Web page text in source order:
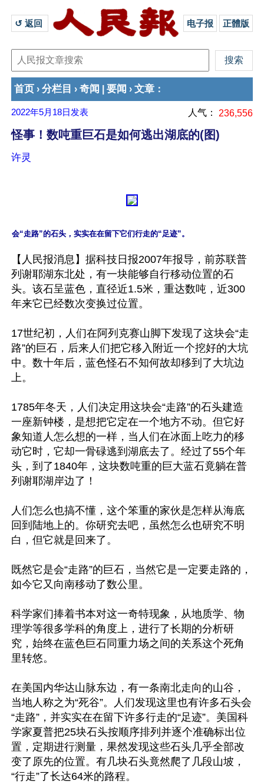
↺ 返回 电子报 正體版
首页 › 分栏目 › 奇闻 要闻 › 文章 ：
2022年5月18日 发表 人气： 236,556
怪事！数吨重巨石是如何逃出湖底的(图)
许灵
【人民报消息】据科技日报2007年报导，前苏联普
列谢耶湖东北处，有一块能够自行移动位置的石
头。该石呈蓝色，直径近1.5米，重达数吨，近300
年来它已经数次变换过位置。
17世纪初，人们在阿列克赛山脚下发现了这块会“走
路”的巨石，后来人们把它移入附近一个挖好的大坑
中。数十年后，蓝色怪石不知何故却移到了大坑边
上。
1785年冬天，人们决定用这块会“走路”的石头建造
一座新钟楼，是想把它定在一个地方不动。但它好
象知道人怎么想的一样，当人们在冰面上吃力的移
动它时，它却一骨碌逃到湖底去了。经过了55个年
头，到了1840年，这块数吨重的巨大蓝石竟躺在普
列谢耶湖岸边了！
人们怎么也搞不懂，这个笨重的家伙是怎样从海底
回到陆地上的。你研究去吧，虽然怎么也研究不明
白，但它就是回来了。
既然它是会“走路”的巨石，当然它是一定要走路的，
如今它又向南移动了数公里。
科学家们捧着书本对这一奇特现象，从地质学、物
理学等很多学科的角度上，进行了长期的分析研
究，始终在蓝色巨石同重力场之间的关系这个死角
里转悠。
在美国内华达山脉东边，有一条南北走向的山谷，
当地人称之为“死谷”。人们发现这里也有许多石头会
“走路”，并实实在在留下许多行走的“足迹”。美国科
学家夏普把25块石头按顺序排列并逐个准确标出位
置，定期进行测量，果然发现这些石头几乎全部改
变了原先的位置。有几块石头竟然爬了几段山坡，
“行走”了长达64米的路程。